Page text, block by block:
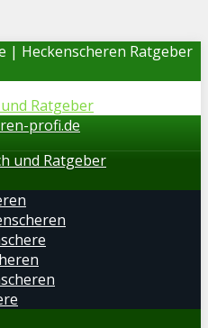
| Heckenscheren Ratgeber
profi.de
und Ratgeber